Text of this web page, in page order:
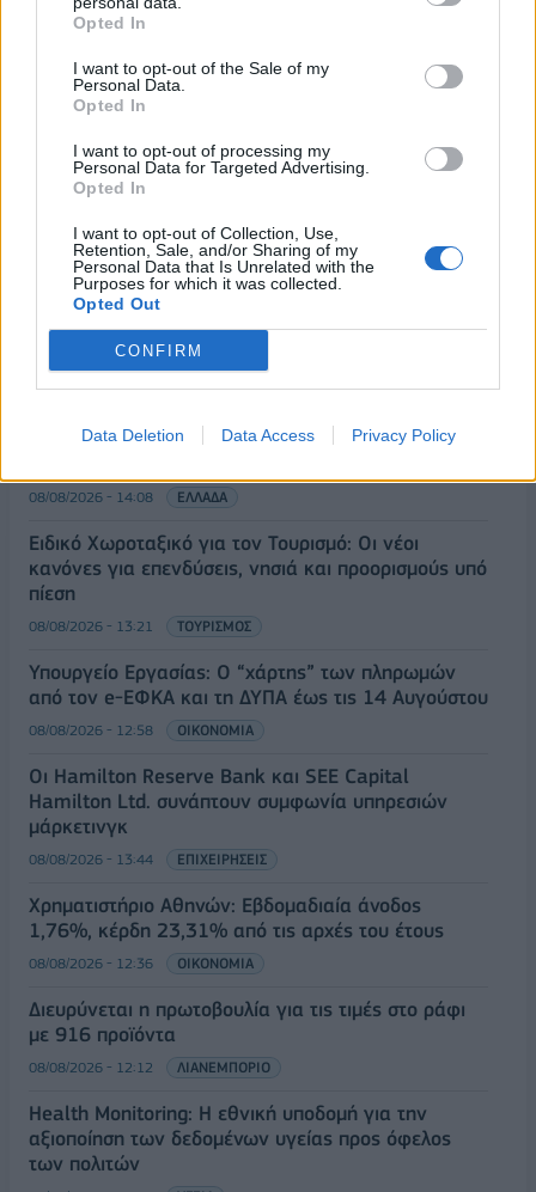
Opted In
I want to opt-out of the Sale of my
Personal Data.
Opted In
I want to opt-out of processing my
Personal Data for Targeted Advertising.
Opted In
I want to opt-out of Collection, Use,
Retention, Sale, and/or Sharing of my
Personal Data that Is Unrelated with the
Purposes for which it was collected.
Opted Out
CONFIRM
Data Deletion Data Access Privacy Policy
ΡΟΗ ΕΙΔΗΣΕΩΝ
Κορυφώνεται η έξοδος του Αυγούστου – Πάνω από
56.000 επιβάτες αναχωρούν σήμερα από τα
λιμάνια της Αττικής
08/08/2026 - 14:30 ΕΛΛΑΔΑ
– Τα έργα Antinero και η «μάχη» πριν από τις
08/08/2026 - 14:08 ΕΛΛΑΔΑ
Ειδικό Χωροταξικό για τον Τουρισμό: Οι νέοι
κανόνες για επενδύσεις, νησιά και προορισμούς υπό
πίεση
08/08/2026 - 13:21 ΤΟΥΡΙΣΜΟΣ
Υπουργείο Εργασίας: Ο “χάρτης” των πληρωμών
από τον e-ΕΦΚΑ και τη ΔΥΠΑ έως τις 14 Αυγούστου
08/08/2026 - 12:58 ΟΙΚΟΝΟΜΙΑ
Οι Hamilton Reserve Bank και SEE Capital
Hamilton Ltd. συνάπτουν συμφωνία υπηρεσιών
μάρκετινγκ
08/08/2026 - 13:44 ΕΠΙΧΕΙΡΗΣΕΙΣ
Χρηματιστήριο Αθηνών: Εβδομαδιαία άνοδος
1,76%, κέρδη 23,31% από τις αρχές του έτους
08/08/2026 - 12:36 ΟΙΚΟΝΟΜΙΑ
Διευρύνεται η πρωτοβουλία για τις τιμές στο ράφι
με 916 προϊόντα
08/08/2026 - 12:12 ΛΙΑΝΕΜΠΟΡΙΟ
Health Monitoring: Η εθνική υποδομή για την
αξιοποίηση των δεδομένων υγείας προς όφελος
των πολιτών